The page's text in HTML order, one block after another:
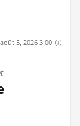
5, 2026 3:00